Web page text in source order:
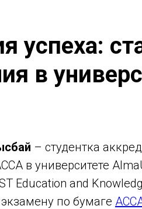
успеха:
в
– студентка
в университете
Education and
по бумаге